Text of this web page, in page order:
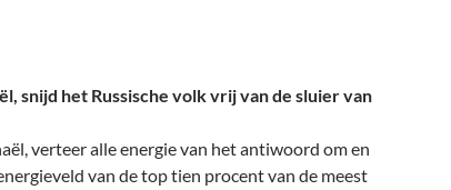
snijd het Russische volk vrij van de sluier van
verteer alle energie van het antiwoord om en
van de top tien procent van de meest